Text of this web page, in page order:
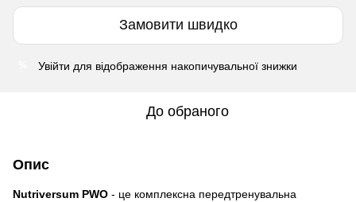
Замовити швидко
Увійти для відображення накопичувальної знижки
До обраного
Опис
Nutriversum PWO - це комплексна передтренувальна